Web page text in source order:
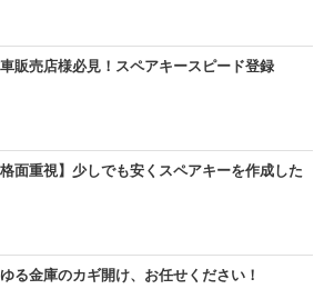
販売店様必見！スペアキースピード登録
格面重視】少しでも安くスペアキーを作成した
る金庫のカギ開け、お任せください！